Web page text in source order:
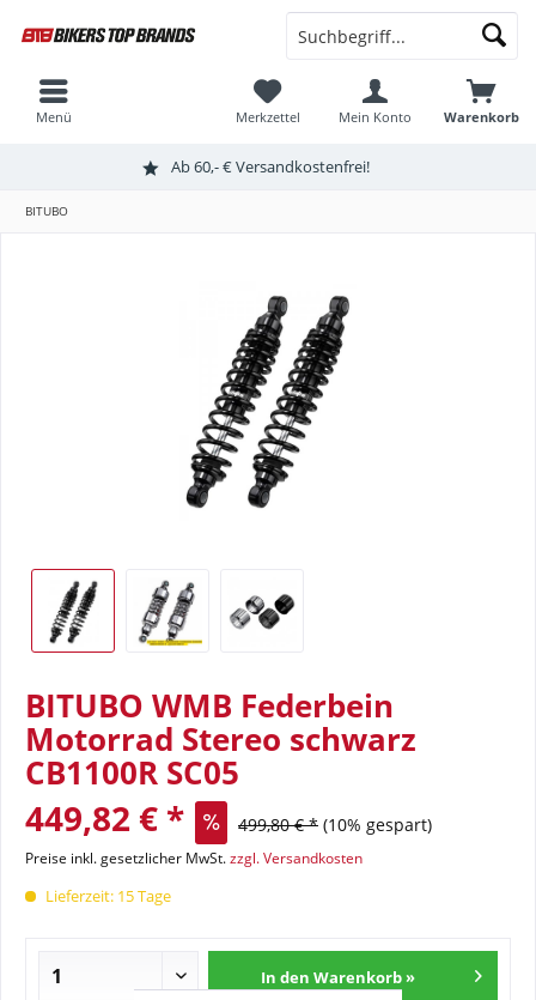
Ab 60,- € Versandkostenfrei!
Warenkorb
Merkzettel Mein Konto
Menü
BITUBO
BITUBO WMB Federbein
Motorrad Stereo schwarz
CB1100R SC05
449,82 € * 499,80 € * (10% gespart)
Preise inkl. gesetzlicher MwSt.zzgl. Versandkosten
Lieferzeit: 15 Tage
In den Warenkorb »